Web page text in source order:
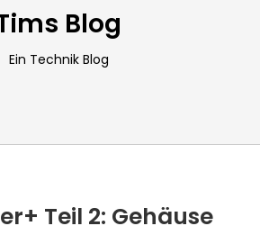
Blog
Ein Technik Blog
Teil 2: Gehäuse